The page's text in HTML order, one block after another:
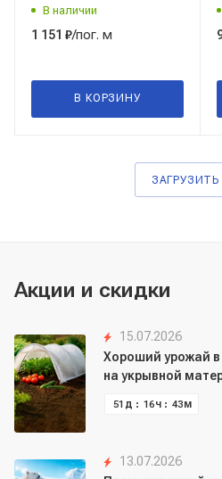
10705-80, группа В, (теор.
В наличии
1 151 ₽/пог. м
В КОРЗИНУ
Акции и скидки
15.07.2026
Хороший урожай
на укрывной
51 д 16ч 43м
13.07.2026